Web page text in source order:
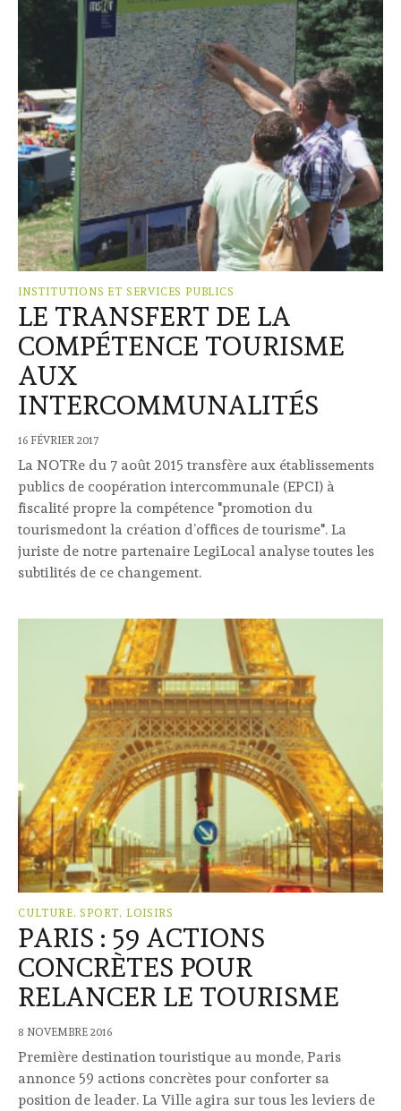
INSTITUTIONS ET SERVICES PUBLICS
LE TRANSFERT DE LA
COMPÉTENCE TOURISME
AUX
INTERCOMMUNALITÉS
16 FÉVRIER 2017
La NOTRe du 7 août 2015 transfère aux établissements
publics de coopération intercommunale (EPCI) à
fiscalité propre la compétence "promotion du
tourismedont la création d’offices de tourisme". La
juriste de notre partenaire LegiLocal analyse toutes les
subtilités de ce changement.
CULTURE, SPORT, LOISIRS
PARIS : 59 ACTIONS
CONCRÈTES POUR
RELANCER LE TOURISME
8 NOVEMBRE 2016
Première destination touristique au monde, Paris
annonce 59 actions concrètes pour conforter sa
position de leader. La Ville agira sur tous les leviers de